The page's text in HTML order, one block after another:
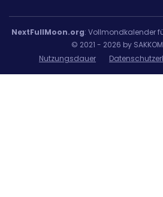
NextFullMoon.org: Vollmondkalender
© 2021 - 2026 by
Nutzungsdauer